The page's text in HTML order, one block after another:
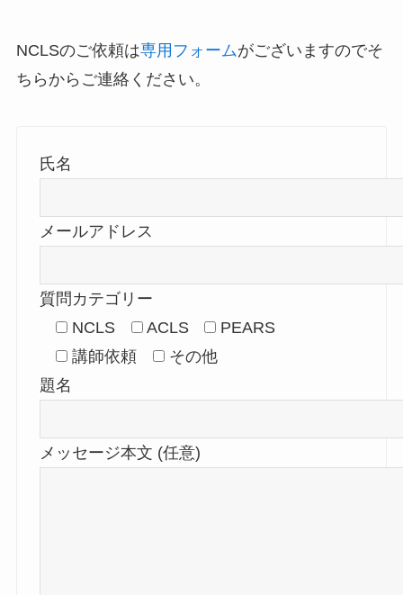
NCLSのご依頼は専用フォームがございますのでそ
ちらからご連絡ください。
氏名
メールアドレス
質問カテゴリー
NCLS
ACLS
PEARS
講師依頼
その他
題名
メッセージ本文 (任意)